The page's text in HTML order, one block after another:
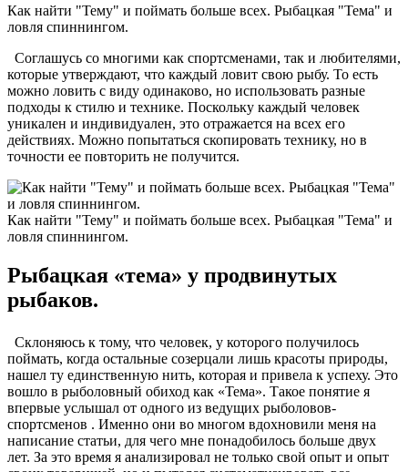
Как найти "Тему" и поймать больше всех. Рыбацкая "Тема" и
ловля спиннингом.
Соглашусь со многими как спортсменами, так и любителями,
которые утверждают, что каждый ловит свою рыбу. То есть
можно ловить с виду одинаково, но использовать разные
подходы к стилю и технике. Поскольку каждый человек
уникален и индивидуален, это отражается на всех его
действиях. Можно попытаться скопировать технику, но в
точности ее повторить не получится.
Как найти "Тему" и поймать больше всех. Рыбацкая "Тема" и
ловля спиннингом.
Рыбацкая «тема» у продвинутых
рыбаков.
Склоняюсь к тому, что человек, у которого получилось
поймать, когда остальные созерцали лишь красоты природы,
нашел ту единственную нить, которая и привела к успеху. Это
вошло в рыболовный обиход как «Тема». Такое понятие я
впервые услышал от одного из ведущих рыболовов-
спортсменов . Именно они во многом вдохновили меня на
написание статьи, для чего мне понадобилось больше двух
лет. За это время я анализировал не только свой опыт и опыт